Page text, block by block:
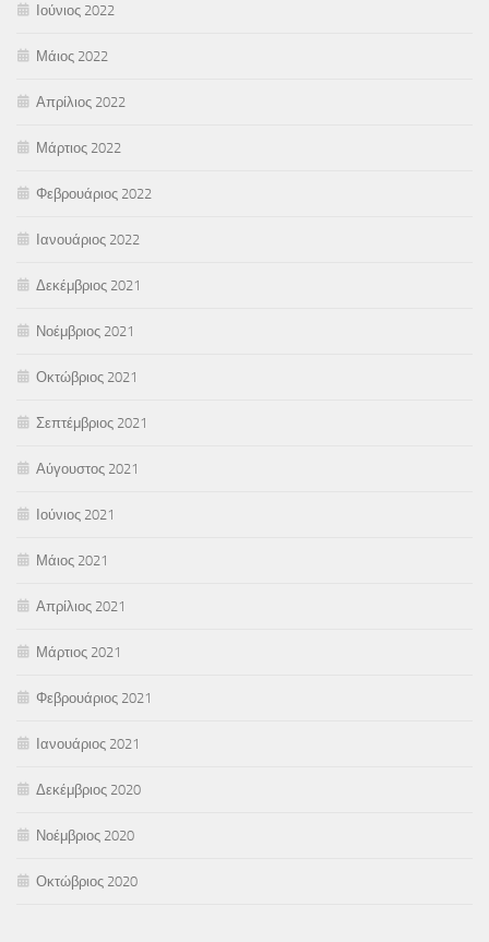
Ιούνιος 2022
Μάιος 2022
Απρίλιος 2022
Μάρτιος 2022
Φεβρουάριος 2022
Ιανουάριος 2022
Δεκέμβριος 2021
Νοέμβριος 2021
Οκτώβριος 2021
Σεπτέμβριος 2021
Αύγουστος 2021
Ιούνιος 2021
Μάιος 2021
Απρίλιος 2021
Μάρτιος 2021
Φεβρουάριος 2021
Ιανουάριος 2021
Δεκέμβριος 2020
Νοέμβριος 2020
Οκτώβριος 2020